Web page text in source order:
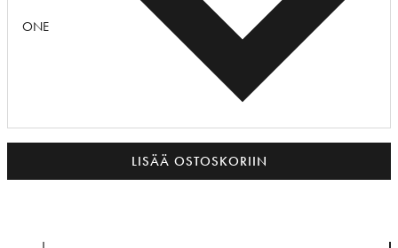
ONE
LISÄÄ OSTOSKORIIN